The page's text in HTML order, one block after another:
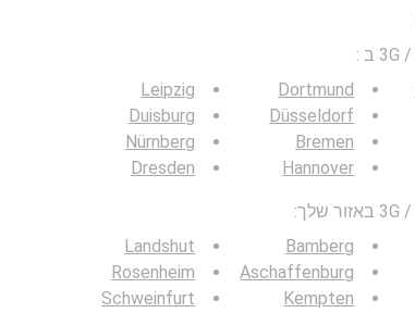
:
Dortmund
Düsseldorf
Bremen
Hannover
Leipzig
Duisburg
Nürnberg
Dresden
Bamberg
Aschaffenburg
Kempten
Landshut
Rosenheim
Schweinfurt